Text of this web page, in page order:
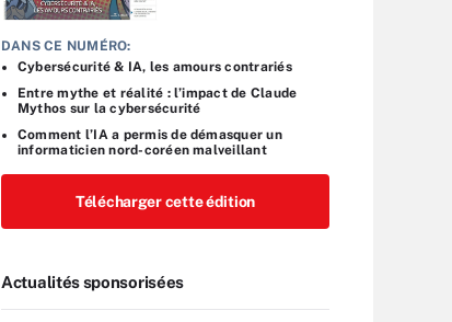
DANS CE NUMÉRO:
Cybersécurité & IA, les amours contrariés
Entre mythe et réalité : l’impact de Claude
Mythos sur la cybersécurité
Comment l’IA a permis de démasquer un
informaticien nord-coréen malveillant
Télécharger cette édition
Actualités sponsorisées